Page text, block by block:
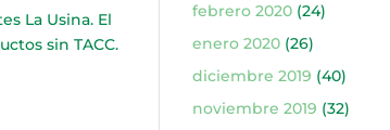
La Usina. El
sin TACC.
febrero 2020(24)
enero 2020(26)
diciembre 2019 (40)
noviembre 2019 (32)